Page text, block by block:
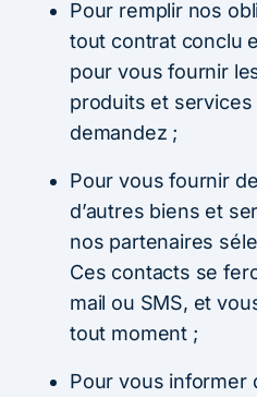
Pour remplir nos
tout contrat conclu
pour vous fournir
produits et
demandez ;
Pour vous fournir
d’autres biens et
nos partenaires
Ces contacts se
mail ou SMS, et
tout moment ;
Pour vous informer